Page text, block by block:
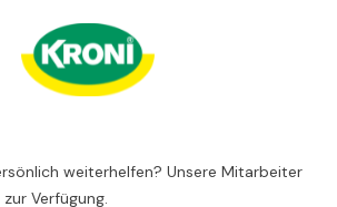
weiterhelfen? Unsere Mitarbeiter
Verfügung.